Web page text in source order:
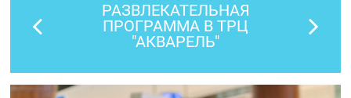
РАЗВЛЕКАТЕЛЬНАЯ
ПРОГРАММА В ТРЦ
"АКВАРЕЛЬ"